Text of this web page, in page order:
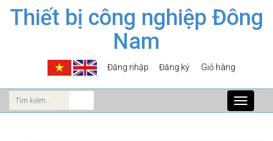
Thiết bị công nghiệp Đông
Nam
Đăng nhập Đăng ký Giỏ hàng
Toggle